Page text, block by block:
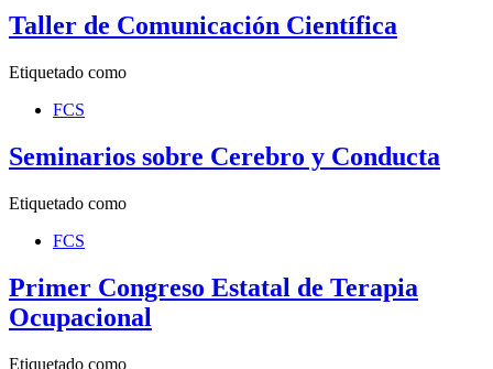
Taller de Comunicación Científica
Etiquetado como
FCS
Seminarios sobre Cerebro y Conducta
Etiquetado como
FCS
Primer Congreso Estatal de Terapia
Ocupacional
Etiquetado como